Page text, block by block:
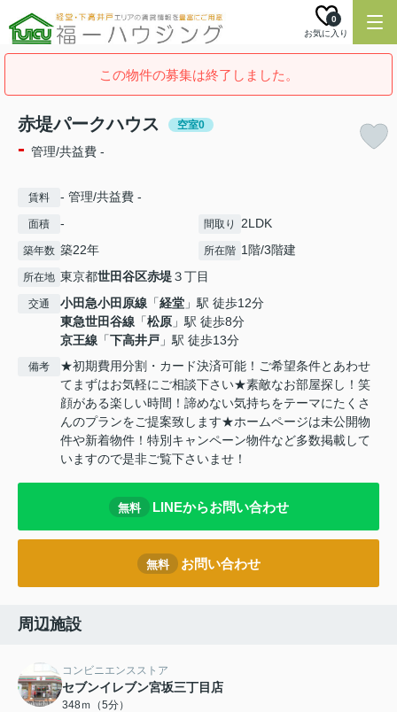
お気に入り
0
この物件の募集は終了しました。
赤堤パークハウス 空室0
- 管理/共益費 -
賃料 - 管理/共益費 -
面積 - 間取り 2LDK
築年数 築22年 所在階 1階/3階建
所在地 東京都世田谷区赤堤３丁目
交通 小田急小田原線 「経堂 」駅 徒歩12分
東急世田谷線 「松原 」駅 徒歩8分
京王線 「下高井戸 」駅 徒歩13分
備考
★初期費用分割・カード決済可能！ご希望条件とあわせ
てまずはお気軽にご相談下さい★素敵なお部屋探し！笑
顔がある楽しい時間！諦めない気持ちをテーマにたくさ
んのプランをご提案致します★ホームページは未公開物
件や新着物件！特別キャンペーン物件など多数掲載して
いますので是非ご覧下さいませ！
無料 LINEからお問い合わせ
無料 お問い合わせ
周辺施設
コンビニエンスストア
セブンイレブン宮坂三丁目店
348ｍ（5分）